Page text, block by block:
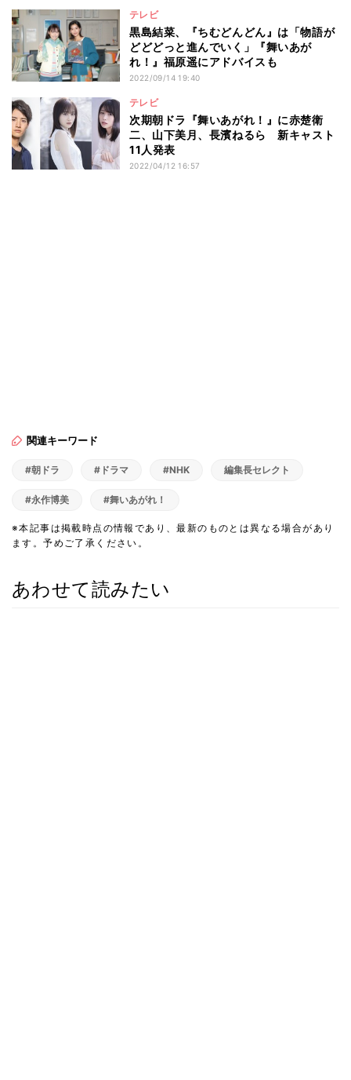
テレビ
黒島結菜、『ちむどんどん』は「物語が
どどどっと進んでいく」『舞いあが
れ！』福原遥にアドバイスも
2022/09/14 19:40
テレビ
次期朝ドラ『舞いあがれ！』に赤楚衛
二、山下美月、長濱ねるら 新キャスト
11人発表
2022/04/12 16:57
関連キーワード
#朝ドラ #ドラマ #NHK 編集長セレクト
#永作博美 #舞いあがれ！
※本記事は掲載時点の情報であり、最新のものとは異なる場合があり
ます。予めご了承ください。
あわせて読みたい